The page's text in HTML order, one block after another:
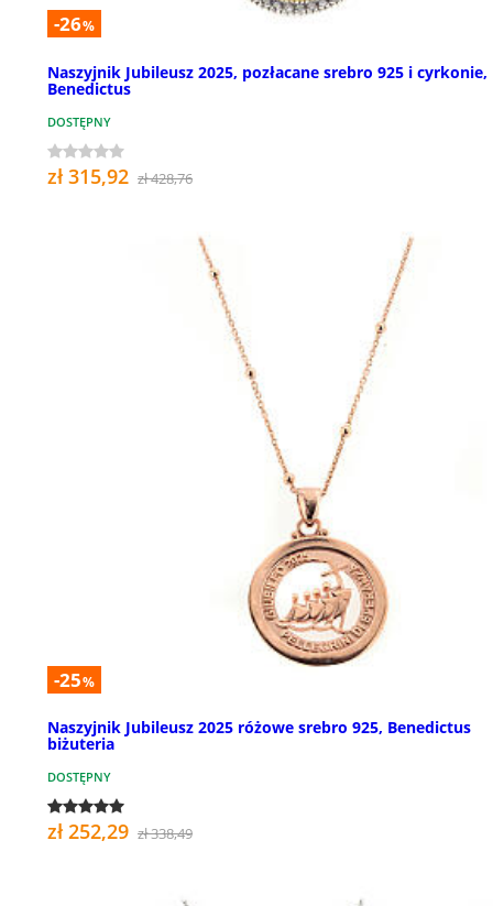
-26%
Naszyjnik Jubileusz 2025, pozłacane srebro 925 i cyrkonie,
Benedictus
DOSTĘPNY
zł 315,92 zł 428,76
-25%
Naszyjnik Jubileusz 2025 różowe srebro 925, Benedictus
biżuteria
DOSTĘPNY
zł 252,29 zł 338,49